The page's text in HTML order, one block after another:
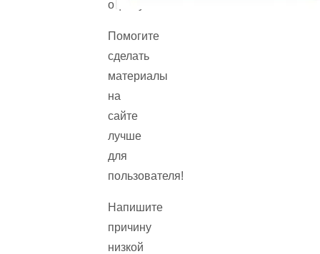
оценку!
Помогите
сделать
материалы
на
сайте
лучше
для
пользователя!
Напишите
причину
низкой